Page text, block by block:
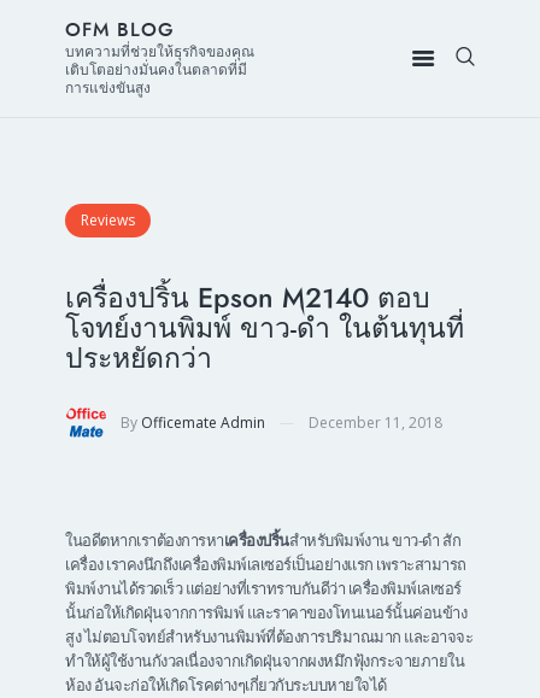
OFM BLOG
บทความที่ช่วยให้ธุรกิจของคุณ
เติบโตอย่างมั่นคงในตลาดที่มี
การแข่งขันสูง
Reviews
เครื่องปริ้น Epson M2140 ตอบ
โจทย์งานพิมพ์ ขาว-ดำ ในต้นทุนที่
ประหยัดกว่า
By Officemate Admin December 11, 2018
ในอดีตหากเราต้องการหาเครื่องปริ้นสำหรับพิมพ์งาน ขาว-ดำ สัก
เครื่อง เราคงนึกถึงเครื่องพิมพ์เลเซอร์เป็นอย่างแรก เพราะสามารถ
พิมพ์งานได้รวดเร็ว แต่อย่างที่เราทราบกันดีว่า เครื่องพิมพ์เลเซอร์
นั้นก่อให้เกิดฝุ่นจากการพิมพ์ และราคาของโทนเนอร์นั้นค่อนข้าง
สูง ไม่ตอบโจทย์สำหรับงานพิมพ์ที่ต้องการปริมาณมาก และอาจจะ
ทำให้ผู้ใช้งานกังวลเนื่องจากเกิดฝุ่นจากผงหมึกฟุ้งกระจายภายใน
ห้อง อันจะก่อให้เกิดโรคต่างๆเกี่ยวกับระบบหายใจได้